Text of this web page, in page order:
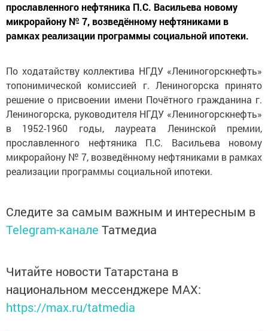
прославленного нефтяника П.С. Васильева новому
микрорайону № 7, возведённому нефтяниками в
рамках реализации программы социальной ипотеки.
По ходатайству коллектива НГДУ «Лениногорскнефть»
топонимической комиссией г. Лениногорска принято
решение о присвоении имени Почётного гражданина г.
Лениногорска, руководителя НГДУ «Лениногорскнефть»
в 1952-1960 годы, лауреата Ленинской премии,
прославленного нефтяника П.С. Васильева новому
микрорайону № 7, возведённому нефтяниками в рамках
реализации программы социальной ипотеки.
Следите за самым важным и интересным в
Telegram-канале Татмедиа
Читайте новости Татарстана в
национальном мессенджере MАХ:
https://max.ru/tatmedia